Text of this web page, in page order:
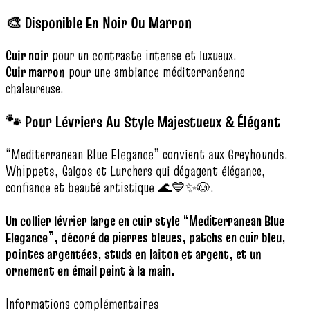
🎨 Disponible En Noir Ou Marron
Cuir noir pour un contraste intense et luxueux.
Cuir marron pour une ambiance méditerranéenne
chaleureuse.
🐾 Pour Lévriers Au Style Majestueux & Élégant
“Mediterranean Blue Elegance” convient aux Greyhounds,
Whippets, Galgos et Lurchers qui dégagent élégance,
confiance et beauté artistique 🌊💙✨🐶.
Un collier lévrier large en cuir style “Mediterranean Blue
Elegance”, décoré de pierres bleues, patchs en cuir bleu,
pointes argentées, studs en laiton et argent, et un
ornement en émail peint à la main.
Informations complémentaires